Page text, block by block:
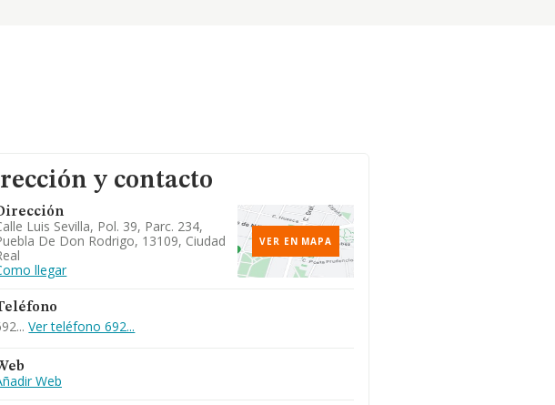
y contacto
Luis Sevilla, Pol. 39, Parc. 234,
De Don Rodrigo, 13109, Ciudad
llegar
VER EN MAPA
Ver teléfono 692...
Web